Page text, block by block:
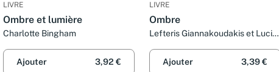
LIVRE
Ombre et lumière
Charlotte Bingham
Ajouter 3,92 €
LIVRE
Ombre
Lefteris Giannakoudakis et Lucile
Ajouter
3,39 €